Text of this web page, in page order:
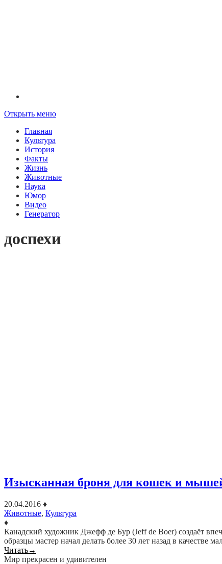
Открыть меню
Главная
Культура
История
Факты
Жизнь
Животные
Наука
Юмор
Видео
Генератор
доспехи
Изысканная броня для кошек и
20.04.2016 ♦
Животные, Культура
♦
Канадский художник Джефф де Бур (Jeff de Boer) создаёт
образцы мастер начал делать более 30 лет назад в качестве
Читать→
Мир прекрасен и удивителен